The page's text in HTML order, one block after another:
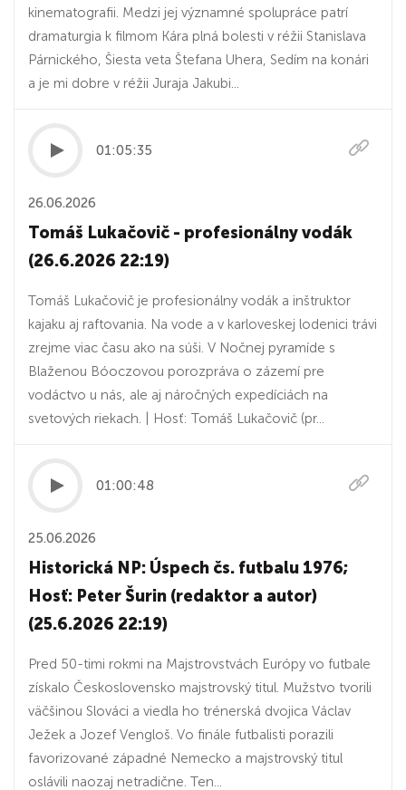
kinematografii. Medzi jej významné spolupráce patrí
dramaturgia k filmom Kára plná bolesti v réžii Stanislava
Párnického, Šiesta veta Štefana Uhera, Sedím na konári
a je mi dobre v réžii Juraja Jakubi...
01:05:35
26.06.2026
Tomáš Lukačovič - profesionálny vodák
(26.6.2026 22:19)
Tomáš Lukačovič je profesionálny vodák a inštruktor
kajaku aj raftovania. Na vode a v karloveskej lodenici trávi
zrejme viac času ako na súši. V Nočnej pyramíde s
Blaženou Bóoczovou porozpráva o zázemí pre
vodáctvo u nás, ale aj náročných expedíciách na
svetových riekach. | Hosť: Tomáš Lukačovič (pr...
01:00:48
25.06.2026
Historická NP: Úspech čs. futbalu 1976;
Hosť: Peter Šurin (redaktor a autor)
(25.6.2026 22:19)
Pred 50-timi rokmi na Majstrovstvách Európy vo futbale
získalo Československo majstrovský titul. Mužstvo tvorili
väčšinou Slováci a viedla ho trénerská dvojica Václav
Ježek a Jozef Vengloš. Vo finále futbalisti porazili
favorizované západné Nemecko a majstrovský titul
oslávili naozaj netradične. Ten...